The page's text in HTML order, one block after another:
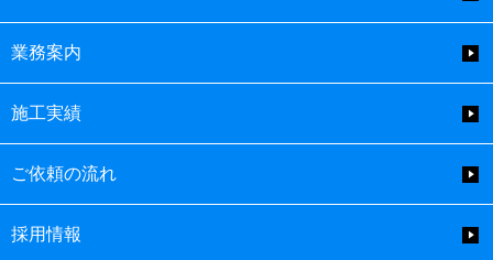
業務案内
施工実績
ご依頼の流れ
採用情報